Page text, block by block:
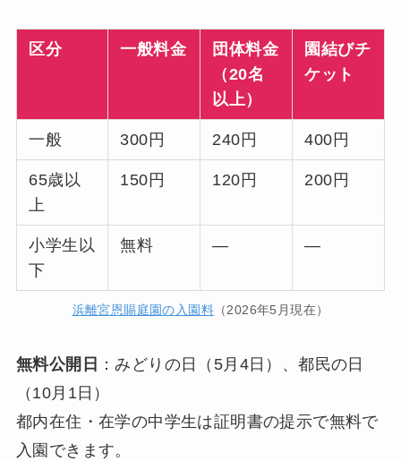
区分 一般料金
団体料金
（20名
以上）
園結びチ
ケット
一般 300円 240円 400円
65歳以
上
150円 120円 200円
小学生以
下
無料 — —
浜離宮恩賜庭園の入園料 （2026年5月現在）
無料公開日 ：みどりの日（5月4日）、都民の日
（10月1日）
都内在住・在学の中学生は証明書の提示で無料で
入園できます。